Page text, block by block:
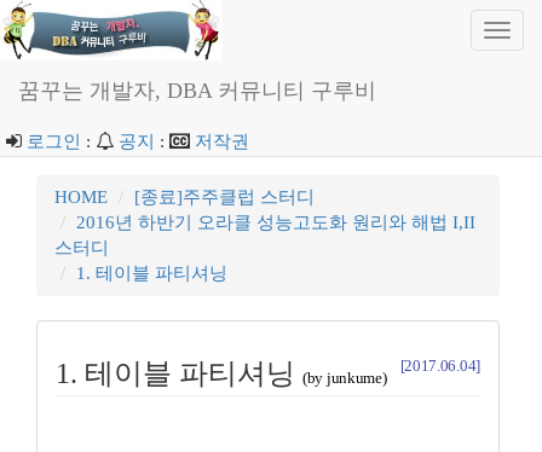
꿈꾸는 개발자, DBA 커뮤니티 구루비
로그인 : 공지 : 저작권
HOME
[종료]주주클럽 스터디
2016년 하반기 오라클 성능고도화 원리와 해법 I,II
스터디
1. 테이블 파티셔닝
1. 테이블 파티셔닝 (by junkume)
[2017.06.04]